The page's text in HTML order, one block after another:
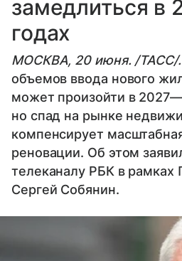
замедлиться в
годах
МОСКВА, 20 июня. /ТАСС/.
объемов ввода нового
может произойти в
но спад на рынке
компенсирует
реновации. Об этом
телеканалу РБК в
Сергей Собянин.